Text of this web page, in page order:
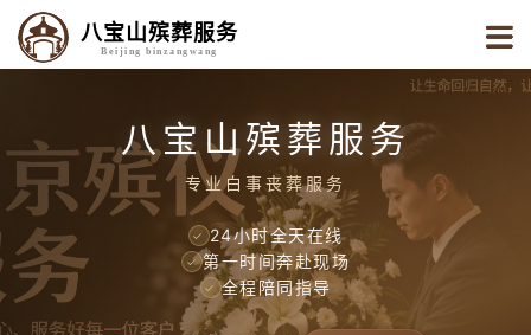
八宝山殡葬服务
Beijing binzangwang
八宝山殡葬服务
专业白事丧葬服务
✓ 24小时全天在线
✓ 第一时间奔赴现场
✓ 全程陪同指导